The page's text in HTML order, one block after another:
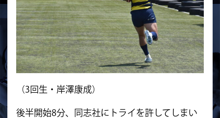
（3回生・岸澤康成）
後半開始8分、同志社にトライを許してしまい